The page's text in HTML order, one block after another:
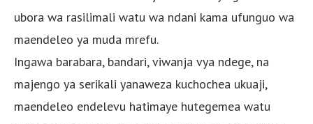
ubora wa rasilimali watu wa ndani kama ufunguo wa
maendeleo ya muda mrefu.
Ingawa barabara, bandari, viwanja vya ndege, na
majengo ya serikali yanaweza kuchochea ukuaji,
maendeleo endelevu hatimaye hutegemea watu